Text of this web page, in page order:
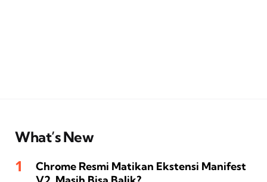
What’s New
Chrome Resmi Matikan Ekstensi Manifest